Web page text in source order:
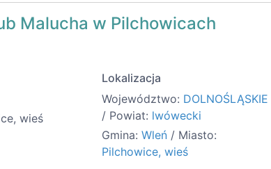
Malucha w Pilchowicach
wieś
Lokalizacja
Województwo: DOLNOŚLĄSKIE
/ Powiat: lwówecki
Gmina: Wleń/ Miasto:
Pilchowice, wieś